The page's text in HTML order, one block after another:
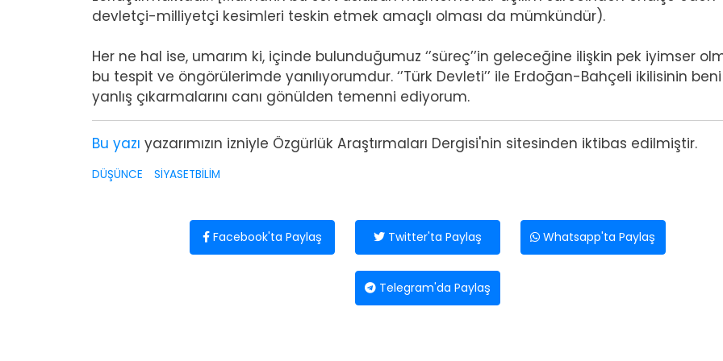
devletçi-milliyetçi kesimleri teskin etmek amaçlı olması da mümkündür).
Her ne hal ise, umarım ki, içinde bulunduğumuz ‘’süreç’’in geleceğine ilişkin pek iyimser
bu tespit ve öngörülerimde yanılıyorumdur. ‘’Türk Devleti’’ ile Erdoğan-Bahçeli ikilisinin beni
yanlış çıkarmalarını canı gönülden temenni ediyorum.
Bu yazı yazarımızın izniyle Özgürlük Araştırmaları Dergisi'nin sitesinden iktibas edilmiştir.
DÜŞÜNCE SİYASETBİLİM
Facebook'ta Paylaş Twitter'ta Paylaş Whatsapp'ta Paylaş
Telegram'da Paylaş